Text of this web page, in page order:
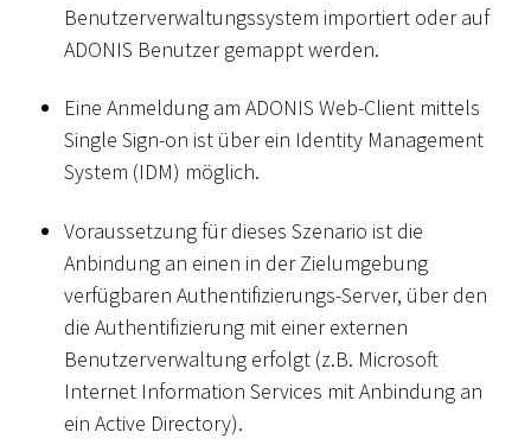
Benutzerverwaltungssystem importiert oder auf
ADONIS Benutzer gemappt werden.
Eine Anmeldung am ADONIS Web-Client mittels
Single Sign-on ist über ein Identity Management
System (IDM) möglich.
Voraussetzung für dieses Szenario ist die
Anbindung an einen in der Zielumgebung
verfügbaren Authentifizierungs-Server, über den
die Authentifizierung mit einer externen
Benutzerverwaltung erfolgt (z.B. Microsoft
Internet Information Services mit Anbindung an
ein Active Directory).